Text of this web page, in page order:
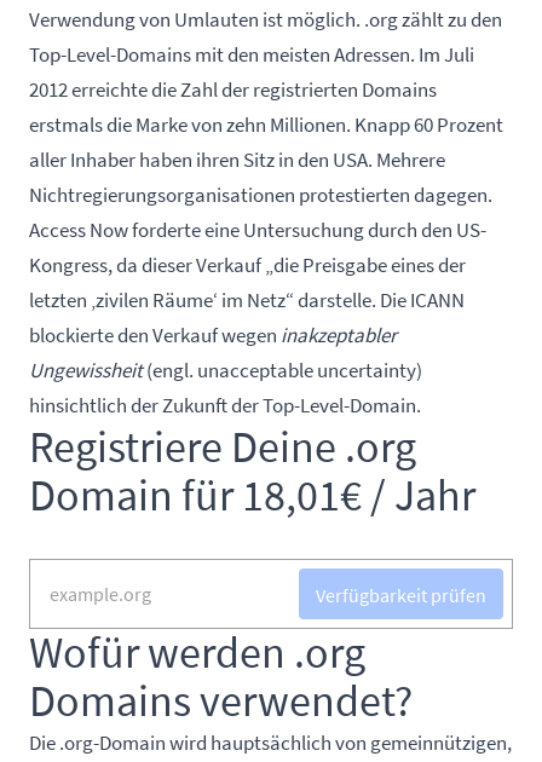
Verwendung von Umlauten ist möglich. .org zählt zu den
Top-Level-Domains mit den meisten Adressen. Im Juli
2012 erreichte die Zahl der registrierten Domains
erstmals die Marke von zehn Millionen. Knapp 60 Prozent
aller Inhaber haben ihren Sitz in den USA. Mehrere
Nichtregierungsorganisationen protestierten dagegen.
Access Now forderte eine Untersuchung durch den US-
Kongress, da dieser Verkauf „die Preisgabe eines der
letzten ‚zivilen Räume‘ im Netz“ darstelle. Die ICANN
blockierte den Verkauf wegen inakzeptabler
Ungewissheit(engl. unacceptable uncertainty)
hinsichtlich der Zukunft der Top-Level-Domain.
Registriere Deine .org
Domain für 18,01€ / Jahr
Verfügbarkeit prüfen
Wofür werden .org
Domains verwendet?
Die .org-Domain wird hauptsächlich von gemeinnützigen,